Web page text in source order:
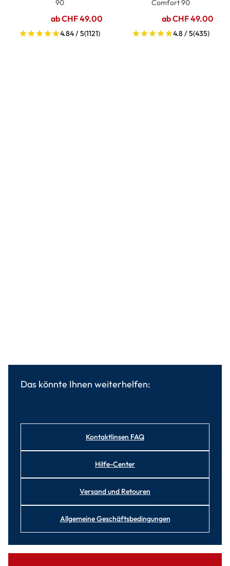
90
ab CHF 49.00
4.84 / 5(1121)
Comfort 90
ab CHF 49.00
4.8 / 5(435)
Das könnte Ihnen weiterhelfen:
Kontaktlinsen FAQ
Hilfe-Center
Versand und Retouren
Allgemeine Geschäftsbedingungen